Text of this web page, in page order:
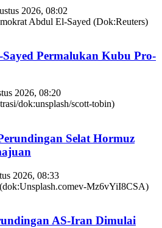
2026, 08:02
Permalukan Kubu Pro-
2026, 08:20
Selat Hormuz
2026, 08:33
AS-Iran Dimulai